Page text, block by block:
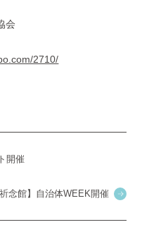
会
2710/
開催
念館】自治体WEEK開催